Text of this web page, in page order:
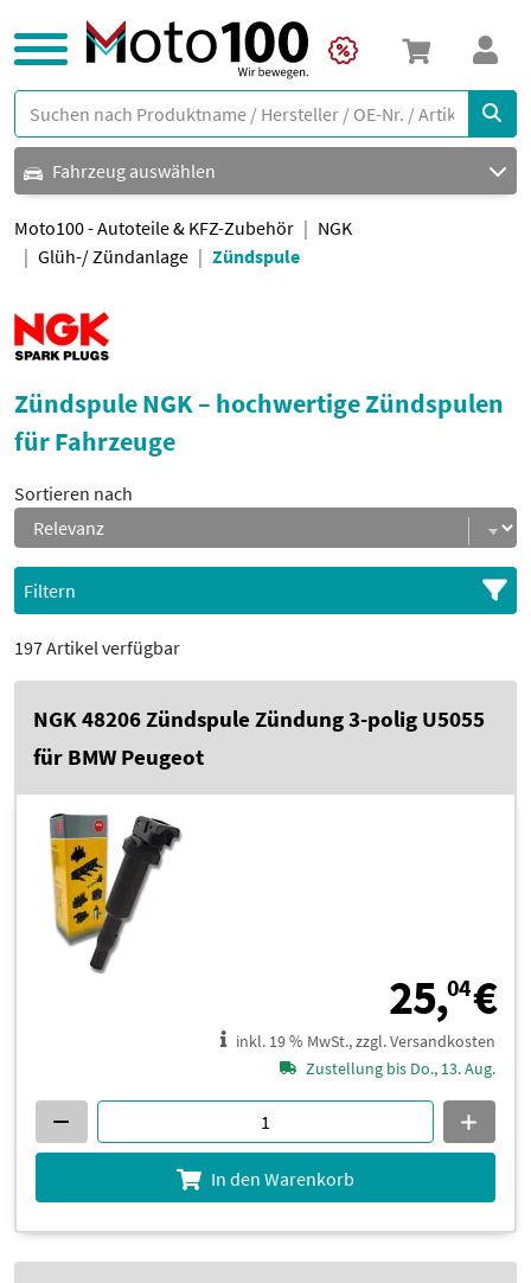
Fahrzeug auswählen
Moto100 - Autoteile & KFZ-Zubehör
NGK
Glüh-/ Zündanlage
Zündspule
Zündspule NGK – hochwertige Zündspulen
für Fahrzeuge
Sortieren nach
Filtern
197 Artikel verfügbar
NGK 48206 Zündspule Zündung 3-polig U5055
für BMW Peugeot
25,04€
inkl. 19 % MwSt., zzgl. Versandkosten
Zustellung bis Do., 13. Aug.
In den Warenkorb